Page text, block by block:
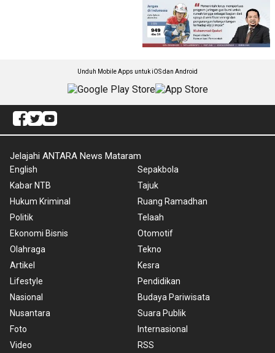
Unduh Mobile Apps untuk iOS dan Android
Jelajahi ANTARA News Mataram
English
Kabar NTB
Hukum Kriminal
Politik
Ekonomi Bisnis
Olahraga
Artikel
Lifestyle
Nasional
Nusantara
Foto
Video
Sepakbola
Tajuk
Ruang Ramadhan
Telaah
Otomotif
Tekno
Kesra
Pendidikan
Budaya Pariwisata
Suara Publik
Internasional
RSS